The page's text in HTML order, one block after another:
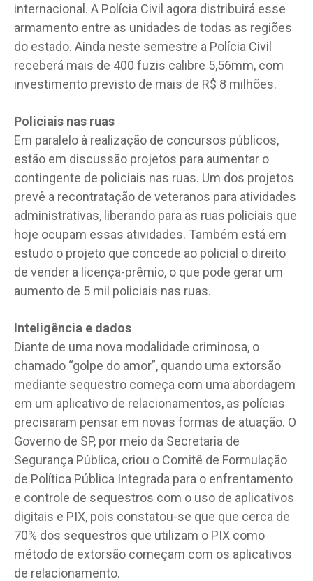
internacional. A Polícia Civil agora distribuirá esse
armamento entre as unidades de todas as regiões
do estado. Ainda neste semestre a Polícia Civil
receberá mais de 400 fuzis calibre 5,56mm, com
investimento previsto de mais de R$ 8 milhões.
Policiais nas ruas
Em paralelo à realização de concursos públicos,
estão em discussão projetos para aumentar o
contingente de policiais nas ruas. Um dos projetos
prevê a recontratação de veteranos para atividades
administrativas, liberando para as ruas policiais que
hoje ocupam essas atividades. Também está em
estudo o projeto que concede ao policial o direito
de vender a licença-prêmio, o que pode gerar um
aumento de 5 mil policiais nas ruas.
Inteligência e dados
Diante de uma nova modalidade criminosa, o
chamado “golpe do amor”, quando uma extorsão
mediante sequestro começa com uma abordagem
em um aplicativo de relacionamentos, as polícias
precisaram pensar em novas formas de atuação. O
Governo de SP, por meio da Secretaria de
Segurança Pública, criou o Comitê de Formulação
de Política Pública Integrada para o enfrentamento
e controle de sequestros com o uso de aplicativos
digitais e PIX, pois constatou-se que que cerca de
70% dos sequestros que utilizam o PIX como
método de extorsão começam com os aplicativos
de relacionamento.